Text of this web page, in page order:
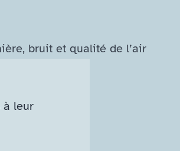
bruit et qualité de l’air
à leur